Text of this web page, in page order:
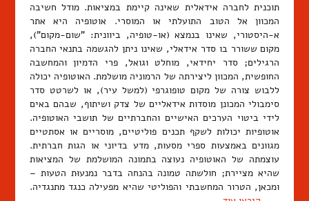
תוכנית לחברה אידאלית שאינה קיימת במציאות. מודל חשיבה
המכוון אל הטוב התועלתי או המוסרי. אוטופיה היא אתר
א-היסטורי, שאינו בנמצא (או-טופיה, ביוונית: "שום-מקום"),
מקום ששורר בו סדר אידאלי, שאינו ניתן להגשמה בתנאי החברה
הרגילים; סדר יחידאי, מוחלט וגואל, פרי הדמיון והמחשבה
החופשית, המכוון ליצירתה של הרמוניה מושלמת. האוטופיה יכולה
ללבוש צורה של מקום טופוגרפי (למשל עיר), או לשרטט סדר
סימבולי המכונן מוסדות אידאליים של צדק ושיתוף, שבהם באים
לידי ביטוי הערכים האישיים והחברתיים של תושבי האוטופיה.
אוטופיות יכולות לשקף תכנים פוליטיים, מוסריים או אסתטיים
מגוונים באמצעות ספרי מסעות, מדע בדיוני או הגות חברתית.
עוצמתה של האוטופיה נעוצה בתמונה המושלמת של המציאות
שהיא מציירת; חולשתה טמונה בהנחה בדבר נמנעוּת הטעות –
ומכאן, הטרור המחשבתי והפוליטי שהיא מפעילה כנגד מתנגדיה.